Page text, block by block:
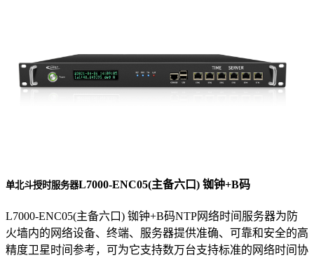
单北斗授时服务器L7000-ENC05(主备六口) 铷钟+B码
L7000-ENC05(主备六口) 铷钟+B码NTP网络时间服务器为防
火墙内的网络设备、终端、服务器提供准确、可靠和安全的高
精度卫星时间参考，可为它支持数万台支持标准的网络时间协